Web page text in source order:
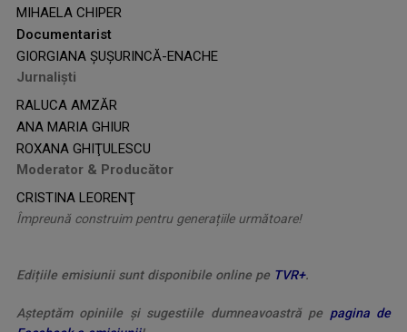
MIHAELA CHIPER
Documentarist
GIORGIANA ŞUŞURINCĂ-ENACHE
Jurnalişti
RALUCA AMZĂR
ANA MARIA GHIUR
ROXANA GHIŢULESCU
Moderator & Producător
CRISTINA LEORENŢ
Împreună construim pentru generațiile următoare!
Edițiile emisiunii sunt disponibile online pe TVR+.
Așteptăm opiniile și sugestiile dumneavoastră pe pagina de